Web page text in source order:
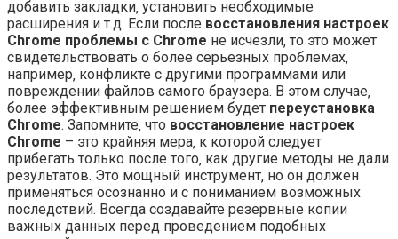
добавить закладки‚ установить необходимые
расширения и т.д. Если после восстановления настроек
Chrome проблемы с Chrome не исчезли‚ то это может
свидетельствовать о более серьезных проблемах‚
например‚ конфликте с другими программами или
повреждении файлов самого браузера. В этом случае‚
более эффективным решением будет переустановка
Chrome. Запомните‚ что восстановление настроек
Chrome – это крайняя мера‚ к которой следует
прибегать только после того‚ как другие методы не дали
результатов. Это мощный инструмент‚ но он должен
применяться осознанно и с пониманием возможных
последствий. Всегда создавайте резервные копии
важных данных перед проведением подобных